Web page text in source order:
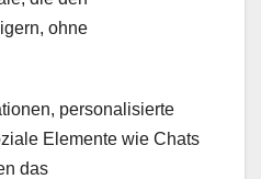
ohne
personalisierte
Elemente wie Chats
das